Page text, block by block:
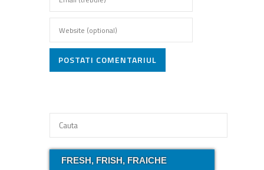
POSTATI COMENTARIUL
FRESH, FRISH, FRAICHE